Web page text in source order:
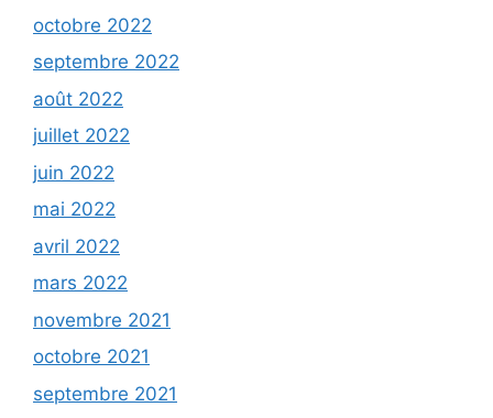
octobre 2022
septembre 2022
août 2022
juillet 2022
juin 2022
mai 2022
avril 2022
mars 2022
novembre 2021
octobre 2021
septembre 2021